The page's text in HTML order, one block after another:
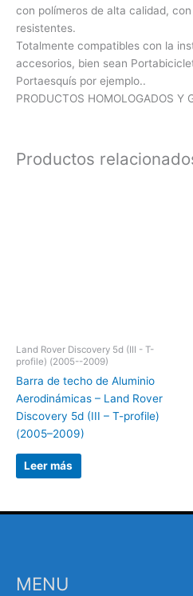
con polímeros de alta calidad,
resistentes.
Totalmente compatibles con la
accesorios, bien sean
Portaesquís por ejemplo..
PRODUCTOS HOMOLOGADOS Y
Productos
Land Rover Discovery 5d (III - T-
profile) (2005--2009)
Barra de techo de Aluminio
Aerodinámicas – Land Rover
Discovery 5d (III – T-profile)
(2005–2009)
Leer más
MENU